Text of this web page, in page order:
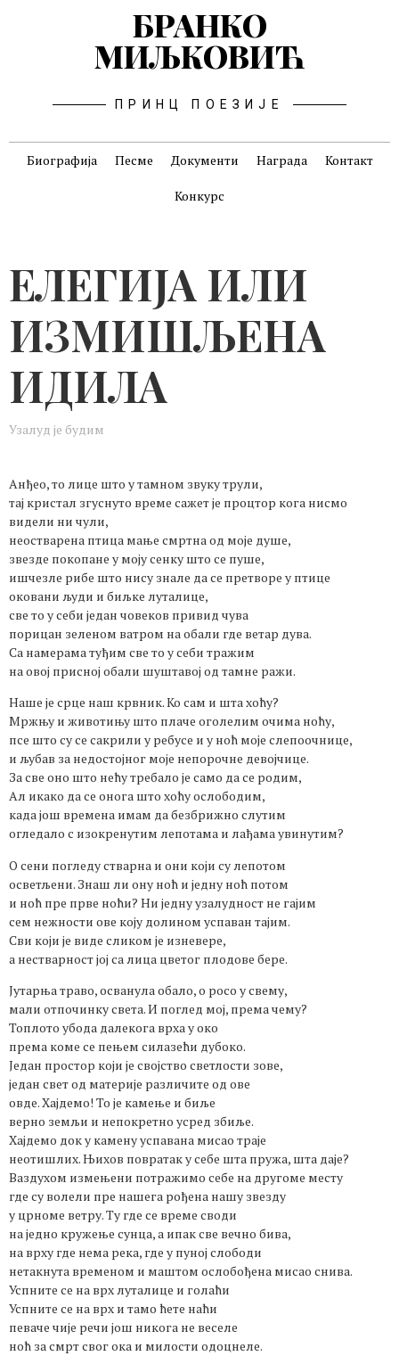
БРАНКО
МИЉКОВИЋ
ПРИНЦ ПОЕЗИЈЕ
Биографија Песме Документи Награда Контакт
Конкурс
ЕЛЕГИЈА ИЛИ
ИЗМИШЉЕНА
ИДИЛА
Узалуд је будим
Анђео, то лице што у тамном звуку трули,
тај кристал згуснуто време сажет је процтор кога нисмо
видели ни чули,
неостварена птица мање смртна од моје душе,
звезде покопане у моју сенку што се пуше,
ишчезле рибе што нису знале да се претворе у птице
оковани људи и биљке луталице,
све то у себи један човеков привид чува
порицан зеленом ватром на обали где ветар дува.
Са намерама туђим све то у себи тражим
на овој присној обали шуштавој од тамне ражи.
Наше је срце наш крвник. Ко сам и шта хоћу?
Мржњу и животињу што плаче оголелим очима ноћу,
псе што су се сакрили у ребусе и у ноћ моје слепоочнице,
и љубав за недостојног моје непорочне девојчице.
За све оно што нећу требало је само да се родим,
Ал икако да се онога што хоћу ослободим,
када још времена имам да безбрижно слутим
огледало с изокренутим лепотама и лађама увинутим?
О сени погледу стварна и они који су лепотом
осветљени. Знаш ли ону ноћ и једну ноћ потом
и ноћ пре прве ноћи? Ни једну узалудност не гајим
сем нежности ове коју долином успаван тајим.
Сви који је виде сликом је изневере,
а нестварност јој са лица цветог плодове бере.
Јутарња траво, осванула обало, о росо у свему,
мали отпочинку света. И поглед мој, према чему?
Топлото убода далекога врха у око
према коме се пењем силазећи дубоко.
Један простор који је својство светлости зове,
један свет од материје различите од ове
овде. Хајдемо! То је камење и биље
верно земљи и непокретно усред збиље.
Хајдемо док у камену успавана мисао траје
неотишлих. Њихов повратак у себе шта пружа, шта даје?
Ваздухом измењени потражимо себе на другоме месту
где су волели пре нашега рођена нашу звезду
у црноме ветру. Ту где се време своди
на једно кружење сунца, а ипак све вечно бива,
на врху где нема река, где у пуној слободи
нетакнута временом и маштом ослобођена мисао снива.
Успните се на врх луталице и голаћи
Успните се на врх и тамо ћете наћи
певаче чије речи још никога не веселе
ноћ за смрт свог ока и милости одоцнеле.